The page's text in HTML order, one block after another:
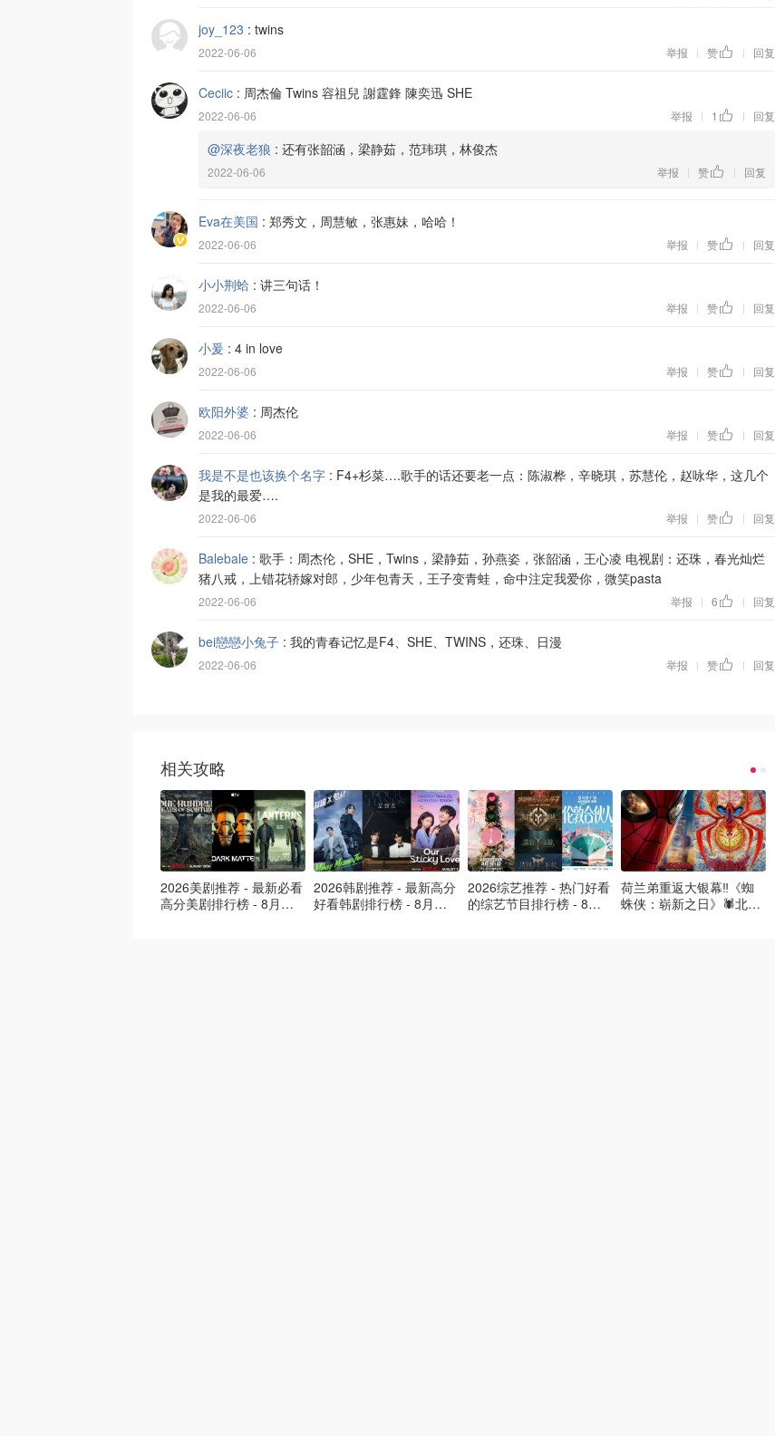
joy_123 : twins
2022-06-06 举报 | 赞 | 回复
Ceciic : 周杰倫 Twins 容祖兒 謝霆鋒 陳奕迅 SHE
2022-06-06 举报 | 1 | 回复
@深夜老狼 : 还有张韶涵，梁静茹，范玮琪，林俊杰
2022-06-06 举报 | 赞 | 回复
Eva在美国 : 郑秀文，周慧敏，张惠妹，哈哈！
2022-06-06 举报 | 赞 | 回复
小小荆蛤 : 讲三句话！
2022-06-06 举报 | 赞 | 回复
小爰 : 4 in love
2022-06-06 举报 | 赞 | 回复
欧阳外婆 : 周杰伦
2022-06-06 举报 | 赞 | 回复
我是不是也该换个名字 : F4+杉菜….歌手的话还要老一点：陈淑桦，辛晓琪，苏慧伦，赵咏华，这几个
是我的最爱….
2022-06-06 举报 | 赞 | 回复
Balebale : 歌手：周杰伦，SHE，Twins，梁静茹，孙燕姿，张韶涵，王心凌 电视剧：还珠，春光灿烂
猪八戒，上错花轿嫁对郎，少年包青天，王子变青蛙，命中注定我爱你，微笑pasta
2022-06-06 举报 | 6 | 回复
bei戀戀小兔子 : 我的青春记忆是F4、SHE、TWINS，还珠、日漫
2022-06-06 举报 | 赞 | 回复
相关攻略
2026美剧推荐 - 最新必看
高分美剧排行榜 - 8月最
2026韩剧推荐 - 最新高分
好看韩剧排行榜 - 8月最
2026综艺推荐 - 热门好看
的综艺节目排行榜 - 8月
荷兰弟重返大银幕‼️《蜘
蛛侠：崭新之日》🕷️北美